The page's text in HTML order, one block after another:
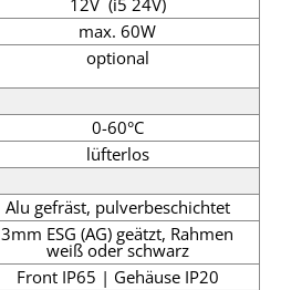
max. 60W
optional
0-60°C
lüfterlos
Alu gefräst, pulverbeschichtet
3mm ESG (AG) geätzt, Rahmen
weiß oder schwarz
Front IP65 | Gehäuse IP20